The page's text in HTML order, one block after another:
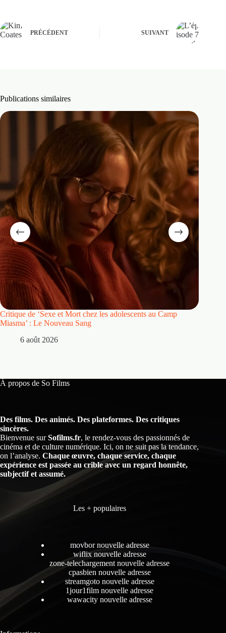
PRÉCÉDENT SUIVANT
Publications similaires
Critique de ‘Sexe et Mort chez les adolescents au Camp
Miasma’ : Le Nouveau Sang
6 août 2026
À propos de So Films
Des films. Des animés. Des plateformes. Des critiques
sincères.
Bienvenue surSofilms.fr, le rendez-vous des passionnés de
cinéma et de culture numérique. Ici, on ne suit pas la tendance,
on l’analyse. Chaque œuvre, chaque service, chaque
expérience est passée au crible avec un regard honnête,
subjectif et assumé.
Les + populaires
movbor nouvelle adresse
wiflix nouvelle adresse
zone-telechargement nouvelle adresse
cpasbien nouvelle adresse
streamgoto nouvelle adresse
1jour1film nouvelle adresse
wawacity nouvelle adresse